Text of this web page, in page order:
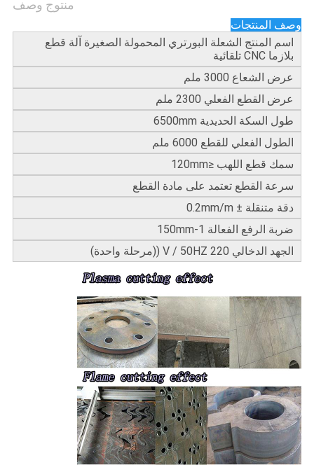
منتوج وصف
وصف المنتجات
اسم المنتج الشعلة البورتري المحمولة الصغيرة آلة قطع
بلازما CNC تلقائية
عرض الشعاع 3000 ملم
عرض القطع الفعلي 2300 ملم
طول السكة الحديدية 6500mm
الطول الفعلي للقطع 6000 ملم
سمك قطع اللهب ≤120mm
سرعة القطع تعتمد على مادة القطع
دقة متنقلة ± 0.2mm/m
ضربة الرفع الفعالة 1-150mm
الجهد الدخالي 220 V / 50HZ ((مرحلة واحدة)